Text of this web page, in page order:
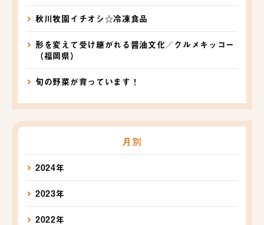
秋川牧園イチオシ☆冷凍食品
形を変えて受け継がれる醤油文化／クルメキッコー
（福岡県）
旬の野菜が育っています！
月別
2024年
2023年
2022年